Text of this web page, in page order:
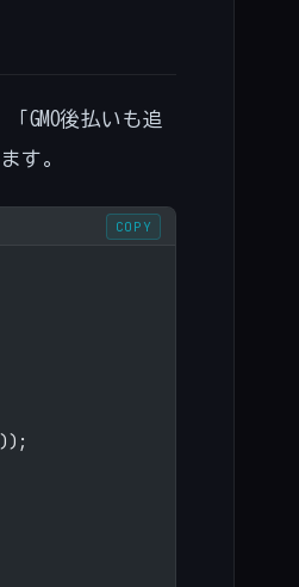
GMO後払いも追
す。
COPY